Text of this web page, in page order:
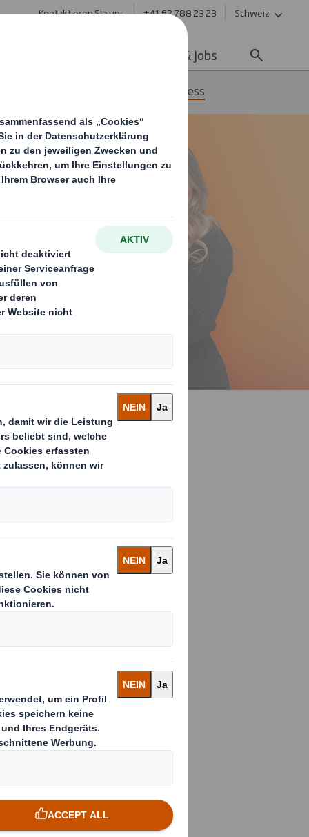
Kontaktieren Sie uns +41 62 788 23 23 Schweiz
Karriere & Jobs
Bachelor International Business
Karriere!